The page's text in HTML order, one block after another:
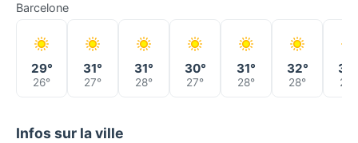
Barcelone
29°
26°
31°
27°
31°
28°
30°
27°
31°
28°
32°
28° 28°
Infos sur la ville